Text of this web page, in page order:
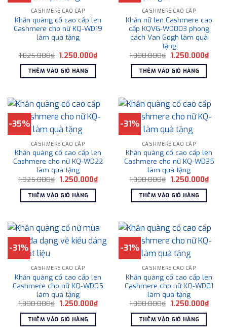
CASHMERE CAO CẤP
Khăn quàng cổ cao cấp len
Cashmere cho nữ KQ-WD19
làm quà tặng
1.825.000₫ Giá
là:
1.825.000₫.
1.250.000₫Giá
hiện
1.250.000₫.
THÊM VÀO GIỎ HÀNG
CASHMERE CAO CẤP
Khăn nữ len Cashmere cao
cấp KQVG-WD003 phong
cách Van Gogh làm quà
tặng
1.800.000₫ Giá
là:
1.800.000₫.
1.250.000₫Giá
hiện
THÊM VÀO GIỎ HÀNG
-35%
CASHMERE CAO CẤP
Khăn quàng cổ cao cấp len
Cashmere cho nữ KQ-WD22
làm quà tặng
1.925.000₫ Giá
là:
1.925.000₫.
1.250.000₫Giá
hiện
1.250.000₫.
THÊM VÀO GIỎ HÀNG
-31%
CASHMERE CAO CẤP
Khăn quàng cổ cao cấp len
Cashmere cho nữ KQ-WD35
làm quà tặng
1.800.000₫ Giá
là:
1.800.000₫.
1.250.000₫Giá
hiện
THÊM VÀO GIỎ HÀNG
-31%
CASHMERE CAO CẤP
Khăn quàng cổ cao cấp len
Cashmere cho nữ KQ-WD05
làm quà tặng
1.800.000₫ Giá
là:
1.800.000₫.
1.250.000₫Giá
hiện
1.250.000₫.
THÊM VÀO GIỎ HÀNG
-31%
CASHMERE CAO CẤP
Khăn quàng cổ cao cấp len
Cashmere cho nữ KQ-WD01
làm quà tặng
1.800.000₫ Giá
là:
1.800.000₫.
1.250.000₫Giá
hiện
THÊM VÀO GIỎ HÀNG